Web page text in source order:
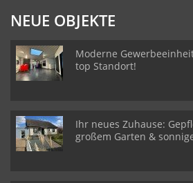
NEUE OBJEKTE
Moderne
top Standort!
Ihr neues Zuhause:
großem Garten &